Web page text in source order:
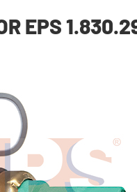
EPS